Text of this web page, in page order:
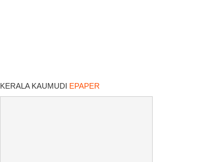
KERALA KAUMUDI EPAPER